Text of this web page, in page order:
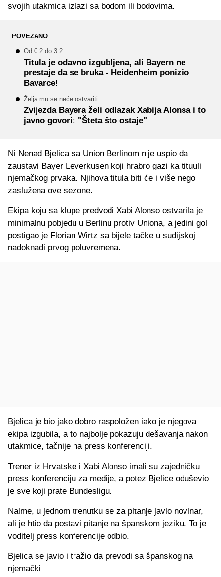
svojih utakmica izlazi sa bodom ili bodovima.
POVEZANO
Od 0:2 do 3:2
Titula je odavno izgubljena, ali Bayern ne
prestaje da se bruka - Heidenheim ponizio
Bavarce!
Želja mu se neće ostvariti
Zvijezda Bayera želi odlazak Xabija Alonsa i to
javno govori: "Šteta što ostaje"
Ni Nenad Bjelica sa Union Berlinom nije uspio da
zaustavi Bayer Leverkusen koji hrabro gazi ka tituuli
njemačkog prvaka. Njihova titula biti će i više nego
zaslužena ove sezone.
Ekipa koju sa klupe predvodi Xabi Alonso ostvarila je
minimalnu pobjedu u Berlinu protiv Uniona, a jedini gol
postigao je Florian Wirtz sa bijele tačke u sudijskoj
nadoknadi prvog poluvremena.
Bjelica je bio jako dobro raspoložen iako je njegova
ekipa izgubila, a to najbolje pokazuju dešavanja nakon
utakmice, tačnije na press konferenciji.
Trener iz Hrvatske i Xabi Alonso imali su zajedničku
press konferenciju za medije, a potez Bjelice oduševio
je sve koji prate Bundesligu.
Naime, u jednom trenutku se za pitanje javio novinar,
ali je htio da postavi pitanje na španskom jeziku. To je
voditelj press konferencije odbio.
Bjelica se javio i tražio da prevodi sa španskog na
njemački